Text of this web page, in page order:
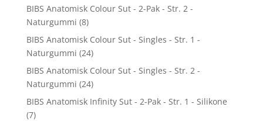
BIBS Anatomisk Colour Sut - 2-Pak - Str. 2 -
Naturgummi (8)
BIBS Anatomisk Colour Sut - Singles - Str. 1 -
Naturgummi (24)
BIBS Anatomisk Colour Sut - Singles - Str. 2 -
Naturgummi (24)
BIBS Anatomisk Infinity Sut - 2-Pak - Str. 1 - Silikone
(7)